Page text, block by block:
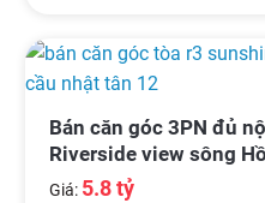
Bán căn góc 3PN đủ
Riverside view sông
Giá: 5.8 tỷ